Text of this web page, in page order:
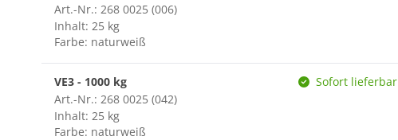
Art.-Nr.: 268 0025 (006)
Inhalt: 25 kg
Farbe: naturweiß
VE3 - 1000 kg
Art.-Nr.: 268 0025 (042)
Inhalt: 25 kg
Farbe: naturweiß
Sofort lieferbar